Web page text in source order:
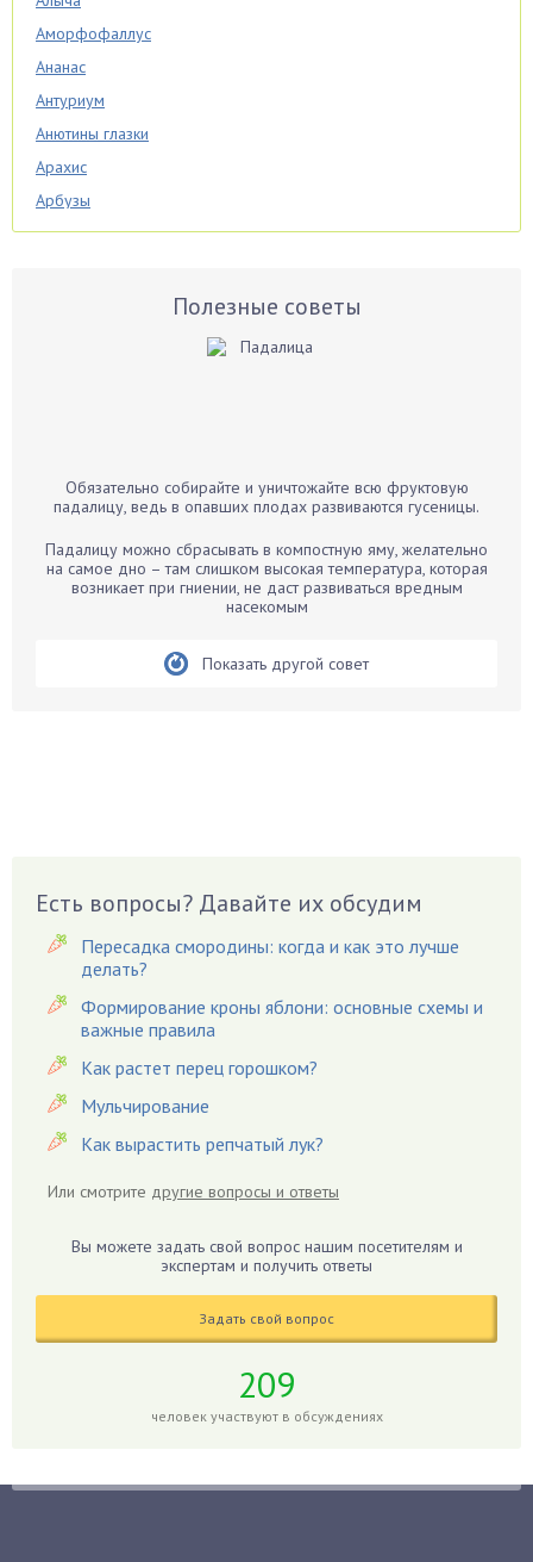
Аморфофаллус
Ананас
Антуриум
Анютины глазки
Арахис
Арбузы
Аспарагус
Бархатцы
Белые грибы
Бирючина
Вишня
Вредители
Гардения
Гацания
Гвоздики
Георгины
Герань
Гиацинт
Гиппеаструм
Годжи
Голубика
Полезные советы
Обязательно собирайте и уничтожайте всю фруктовую
падалицу, ведь в опавших плодах развиваются гусеницы.
Падалицу можно сбрасывать в компостную яму, желательно
на самое дно – там слишком высокая температура, которая
возникает при гниении, не даст развиваться вредным
насекомым
Показать другой совет
Есть вопросы? Давайте их обсудим
Пересадка смородины: когда и как это лучше
делать?
Формирование кроны яблони: основные схемы и
важные правила
Как растет перец горошком?
Мульчирование
Как вырастить репчатый лук?
Или смотрите другие вопросы и ответы
Вы можете задать свой вопрос нашим посетителям и
экспертам и получить ответы
Задать свой вопрос
209
человек участвуют в обсуждениях